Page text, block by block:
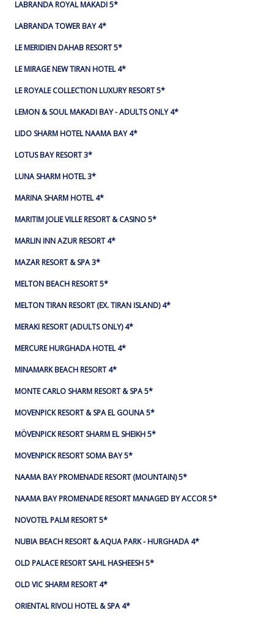
LABRANDA ROYAL MAKADI 5*
LABRANDA TOWER BAY 4*
LE MERIDIEN DAHAB RESORT 5*
LE MIRAGE NEW TIRAN HOTEL 4*
LE ROYALE COLLECTION LUXURY RESORT 5*
LEMON & SOUL MAKADI BAY - ADULTS ONLY 4*
LIDO SHARM HOTEL NAAMA BAY 4*
LOTUS BAY RESORT 3*
LUNA SHARM HOTEL 3*
MARINA SHARM HOTEL 4*
MARITIM JOLIE VILLE RESORT & CASINO 5*
MARLIN INN AZUR RESORT 4*
MAZAR RESORT & SPA 3*
MELTON BEACH RESORT 5*
MELTON TIRAN RESORT (EX. TIRAN ISLAND) 4*
MERAKI RESORT (ADULTS ONLY) 4*
MERCURE HURGHADA HOTEL 4*
MINAMARK BEACH RESORT 4*
MONTE CARLO SHARM RESORT & SPA 5*
MOVENPICK RESORT & SPA EL GOUNA 5*
MÖVENPICK RESORT SHARM EL SHEIKH 5*
MOVENPICK RESORT SOMA BAY 5*
NAAMA BAY PROMENADE RESORT (MOUNTAIN) 5*
NAAMA BAY PROMENADE RESORT MANAGED BY ACCOR 5*
NOVOTEL PALM RESORT 5*
NUBIA BEACH RESORT & AQUA PARK - HURGHADA 4*
OLD PALACE RESORT SAHL HASHEESH 5*
OLD VIC SHARM RESORT 4*
ORIENTAL RIVOLI HOTEL & SPA 4*